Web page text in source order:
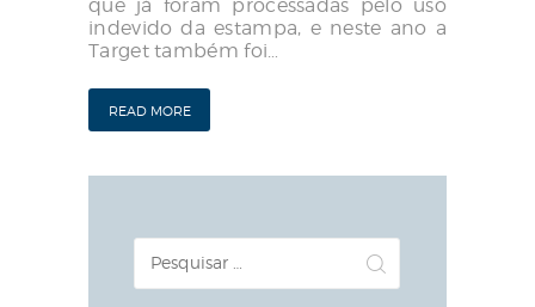
que já foram processadas pelo uso
indevido da estampa, e neste ano a
Target também foi…
READ MORE
por: